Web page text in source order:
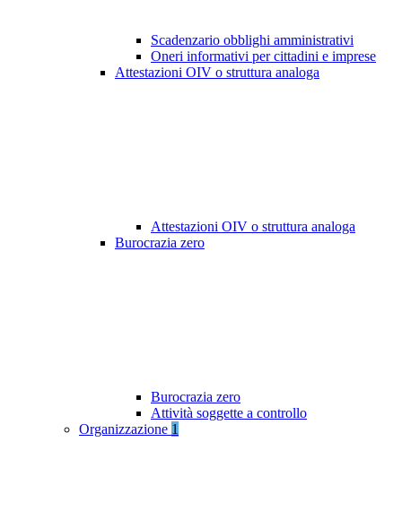
Scadenzario obblighi amministrativi
Oneri informativi per cittadini e imprese
Attestazioni OIV o struttura analoga
Attestazioni OIV o struttura analoga
Burocrazia zero
Burocrazia zero
Attività soggette a controllo
Organizzazione 1